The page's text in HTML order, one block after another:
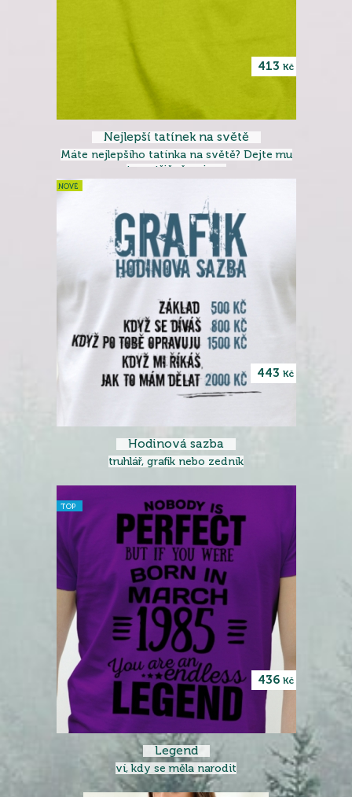
413 Kč
Nejlepší tatínek na světě
Máte nejlepšího tatínka na světě? Dejte mu
to patřičně najevo
443 Kč
Hodinová sazba
truhlář, grafik nebo zedník
NOVÉ
436 Kč
Legend
ví, kdy se měla narodit
TOP